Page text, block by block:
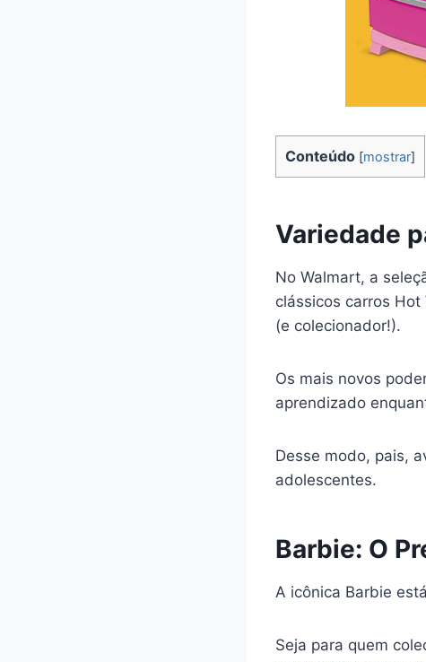
Conteúdo [mostrar]
Variedade
No Walmart, a
clássicos carros
(e colecionador!).
Os mais novos
aprendizado
Desse modo, pais,
adolescentes.
Barbie: O
A icônica Barbie
Seja para quem